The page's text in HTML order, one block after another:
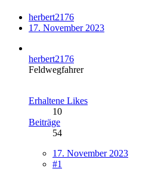
herbert2176
17. November 2023
herbert2176
Feldwegfahrer
Erhaltene Likes
10
Beiträge
54
17. November 2023
#1